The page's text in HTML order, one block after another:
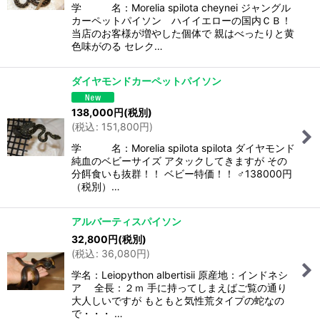
学 名：Morelia spilota cheynei ジャングル
カーペットパイソン ハイイエローの国内ＣＢ！
当店のお客様が増やした個体で 親はべったりと黄
色味がのる セレク…
ダイヤモンドカーペットパイソン
138,000円(税別)
(税込: 151,800円)
学 名：Morelia spilota spilota ダイヤモンド
純血のベビーサイズ アタックしてきますが その
分餌食いも抜群！！ ベビー特価！！ ♂138000円
（税別）…
アルバーティスパイソン
32,800円(税別)
(税込: 36,080円)
学名：Leiopython albertisii 原産地：インドネシ
ア 全長：２ｍ 手に持ってしまえばご覧の通り
大人しいですが もともと気性荒タイプの蛇なの
で・・・ …